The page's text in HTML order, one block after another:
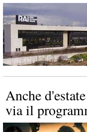
Anche
via il